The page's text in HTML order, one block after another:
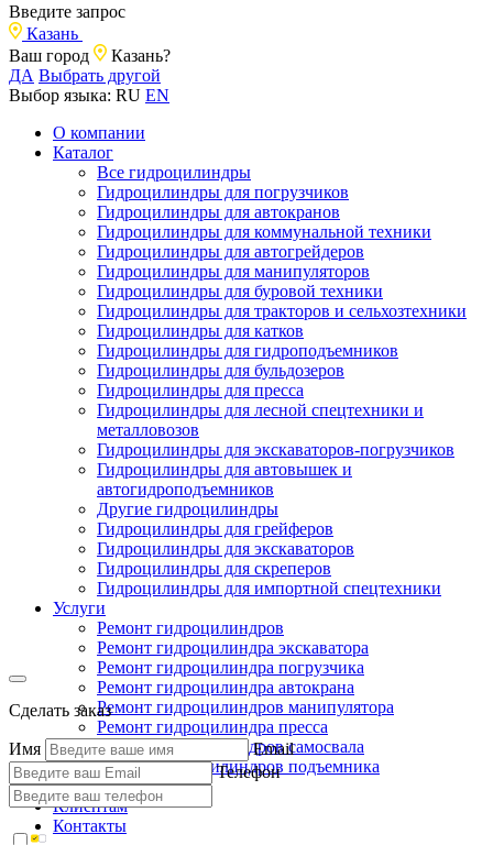
Введите запрос
Казань
Ваш город
Казань?
ДА Выбрать другой
Выбор языка: RU EN
О компании
Каталог
Все гидроцилиндры
Гидроцилиндры для погрузчиков
Гидроцилиндры для автокранов
Гидроцилиндры для коммунальной техники
Гидроцилиндры для автогрейдеров
Гидроцилиндры для манипуляторов
Гидроцилиндры для буровой техники
Гидроцилиндры для тракторов и сельхозтехники
Гидроцилиндры для катков
Гидроцилиндры для гидроподъемников
Гидроцилиндры для бульдозеров
Гидроцилиндры для пресса
Гидроцилиндры для лесной спецтехники и
металловозов
Гидроцилиндры для экскаваторов-погрузчиков
Гидроцилиндры для автовышек и
автогидроподъемников
Другие гидроцилиндры
Гидроцилиндры для грейферов
Гидроцилиндры для экскаваторов
Гидроцилиндры для скреперов
Гидроцилиндры для импортной спецтехники
Услуги
Ремонт гидроцилиндров
Ремонт гидроцилиндра экскаватора
Ремонт гидроцилиндра погрузчика
Ремонт гидроцилиндра автокрана
Ремонт гидроцилиндров манипулятора
Ремонт гидроцилиндра пресса
Ремонт гидроцилиндров самосвала
Ремонт гидроцилиндров подъемника
Производство
Клиентам
Контакты
Сделать заказ
Имя
Email
Телефон